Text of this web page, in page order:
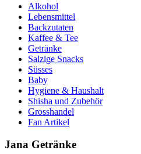
Alkohol
Lebensmittel
Backzutaten
Kaffee & Tee
Getränke
Salzige Snacks
Süsses
Baby
Hygiene & Haushalt
Shisha und Zubehör
Grosshandel
Fan Artikel
Jana Getränke